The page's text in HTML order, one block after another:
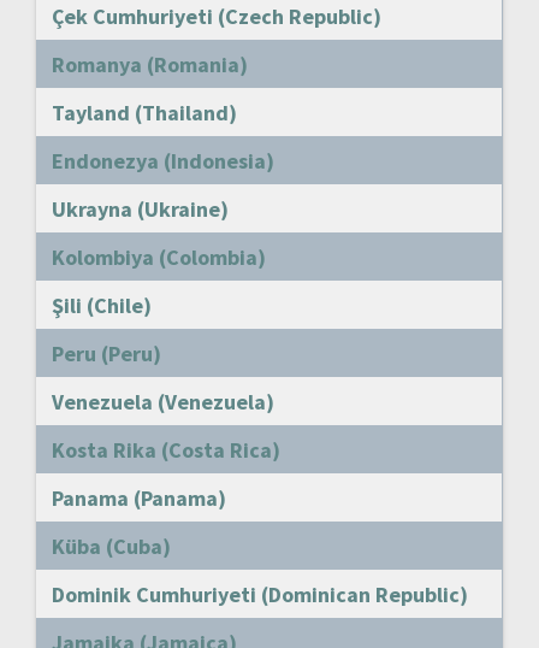
Çek Cumhuriyeti (Czech Republic)
Romanya (Romania)
Tayland (Thailand)
Endonezya (Indonesia)
Ukrayna (Ukraine)
Kolombiya (Colombia)
Şili (Chile)
Peru (Peru)
Venezuela (Venezuela)
Kosta Rika (Costa Rica)
Panama (Panama)
Küba (Cuba)
Dominik Cumhuriyeti (Dominican Republic)
Jamaika (Jamaica)